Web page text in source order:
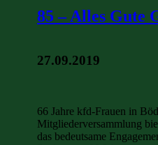
85 – Alles Gute
27.09.2019
66 Jahre kfd-Frauen in
Mitgliederversammlung
das bedeutsame